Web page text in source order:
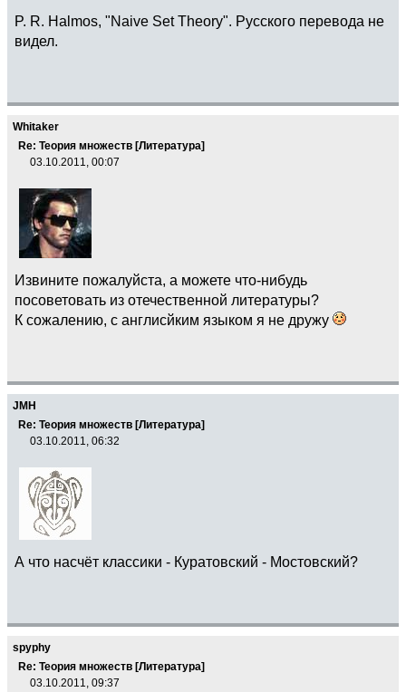
P. R. Halmos, "Naive Set Theory". Русского перевода не
видел.
Whitaker
Re: Теория множеств [Литература]
03.10.2011, 00:07
Извините пожалуйста, а можете что-нибудь
посоветовать из отечественной литературы?
К сожалению, с англисйким языком я не дружу
JMH
Re: Теория множеств [Литература]
03.10.2011, 06:32
А что насчёт классики - Куратовский - Мостовский?
spyphy
Re: Теория множеств [Литература]
03.10.2011, 09:37